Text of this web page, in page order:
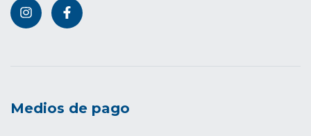
Medios de pago